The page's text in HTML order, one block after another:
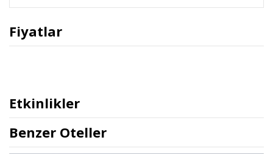
Fiyatlar
Etkinlikler
Benzer Oteller